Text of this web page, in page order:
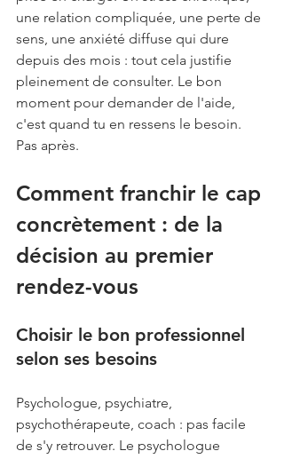
une relation compliquée, une perte de
sens, une anxiété diffuse qui dure
depuis des mois : tout cela justifie
pleinement de consulter. Le bon
moment pour demander de l'aide,
c'est quand tu en ressens le besoin.
Pas après.
Comment franchir le cap
concrètement : de la
décision au premier
rendez-vous
Choisir le bon professionnel
selon ses besoins
Psychologue, psychiatre,
psychothérapeute, coach : pas facile
de s'y retrouver. Le psychologue